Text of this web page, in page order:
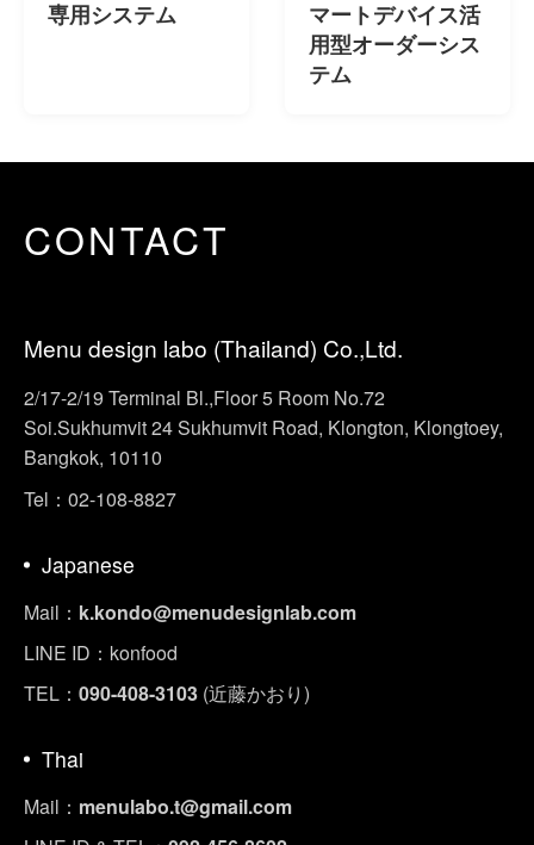
専用システム
マートデバイス活
用型オーダーシス
テム
CONTACT
Menu design labo (Thailand) Co.,Ltd.
2/17-2/19 Terminal Bl.,Floor 5 Room No.72
Soi.Sukhumvit 24 Sukhumvit Road, Klongton, Klongtoey,
Bangkok, 10110
Tel：02-108-8827
Japanese
Mail： k.kondo@menudesignlab.com
LINE ID：konfood
TEL： 090-408-3103 (近藤かおり)
Thai
Mail： menulabo.t@gmail.com